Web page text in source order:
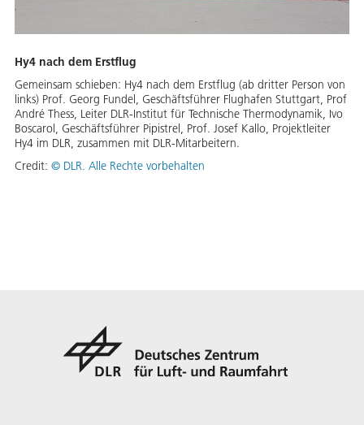
Hy4 nach dem Erstflug
Gemeinsam schieben: Hy4 nach dem Erstflug (ab dritter Person von
links) Prof. Georg Fundel, Geschäftsführer Flughafen Stuttgart, Prof
André Thess, Leiter DLR-Institut für Technische Thermodynamik, Ivo
Boscarol, Geschäftsführer Pipistrel, Prof. Josef Kallo, Projektleiter
Hy4 im DLR, zusammen mit DLR-Mitarbeitern.
Credit: © DLR. Alle Rechte vorbehalten